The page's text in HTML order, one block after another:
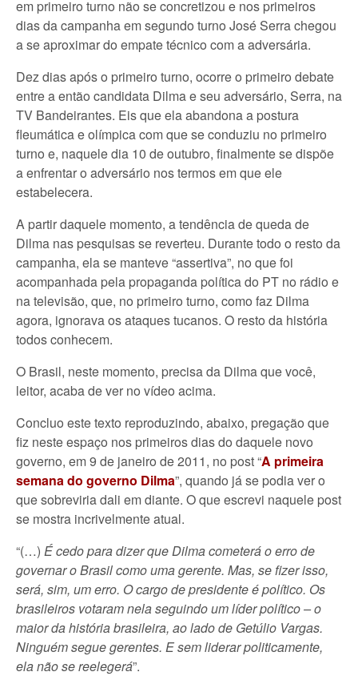
em primeiro turno não se concretizou e nos primeiros
dias da campanha em segundo turno José Serra chegou
a se aproximar do empate técnico com a adversária.
Dez dias após o primeiro turno, ocorre o primeiro debate
entre a então candidata Dilma e seu adversário, Serra, na
TV Bandeirantes. Eis que ela abandona a postura
fleumática e olímpica com que se conduziu no primeiro
turno e, naquele dia 10 de outubro, finalmente se dispõe
a enfrentar o adversário nos termos em que ele
estabelecera.
A partir daquele momento, a tendência de queda de
Dilma nas pesquisas se reverteu. Durante todo o resto da
campanha, ela se manteve “assertiva”, no que foi
acompanhada pela propaganda política do PT no rádio e
na televisão, que, no primeiro turno, como faz Dilma
agora, ignorava os ataques tucanos. O resto da história
todos conhecem.
O Brasil, neste momento, precisa da Dilma que você,
leitor, acaba de ver no vídeo acima.
Concluo este texto reproduzindo, abaixo, pregação que
fiz neste espaço nos primeiros dias do daquele novo
governo, em 9 de janeiro de 2011, no post “A primeira
semana do governo Dilma”, quando já se podia ver o
que sobreviria dali em diante. O que escrevi naquele post
se mostra incrivelmente atual.
“(…) É cedo para dizer que Dilma cometerá o erro de
governar o Brasil como uma gerente. Mas, se fizer isso,
será, sim, um erro. O cargo de presidente é político. Os
brasileiros votaram nela seguindo um líder político – o
maior da história brasileira, ao lado de Getúlio Vargas.
Ninguém segue gerentes. E sem liderar politicamente,
ela não se reelegerá”.